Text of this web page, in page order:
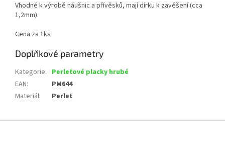
Vhodné k výrobě náušnic a přívěsků, mají dírku k zavěšení (cca
1,2mm).
Cena za 1ks
Doplňkové parametry
Kategorie: Perleťové placky hrubé
EAN:
PM644
Materiál: Perleť